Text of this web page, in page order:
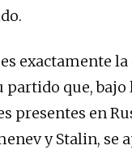
exactamente
partido que, bajo
presentes en
y Stalin, se